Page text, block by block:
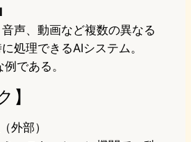
声、動画など複数の異なる
処理できるAIシステム。
である。
】
（外部）